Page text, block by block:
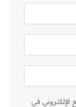
الإلكتروني في